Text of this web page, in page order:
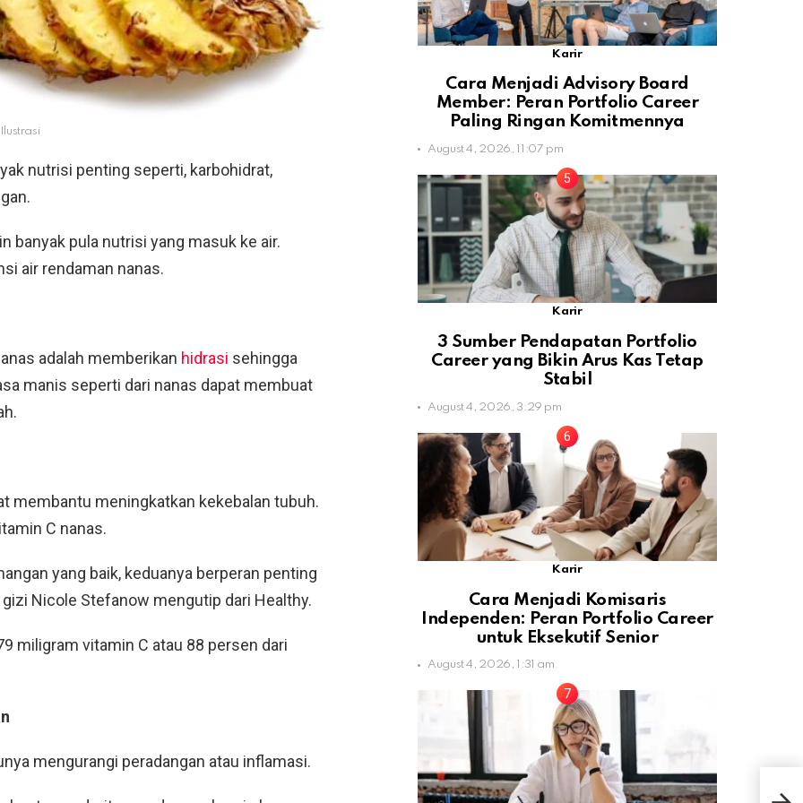
Ilustrasi
nutrisi penting seperti, karbohidrat,
banyak pula nutrisi yang masuk ke air.
air rendaman nanas.
adalah memberikan hidrasi sehingga
manis seperti dari nanas dapat membuat
membantu meningkatkan kekebalan tubuh.
C nanas.
yang baik, keduanya berperan penting
Nicole Stefanow mengutip dari Healthy.
miligram vitamin C atau 88 persen dari
mengurangi peradangan atau inflamasi.
Karir
Cara Menjadi Advisory Board
Member: Peran Portfolio Career
Paling Ringan Komitmennya
August 4, 2026, 11:07 pm
Karir
3 Sumber Pendapatan Portfolio
Career yang Bikin Arus Kas Tetap
Stabil
August 4, 2026, 3:29 pm
Karir
Cara Menjadi Komisaris
Independen: Peran Portfolio Career
untuk Eksekutif Senior
August 4, 2026, 1:31 am